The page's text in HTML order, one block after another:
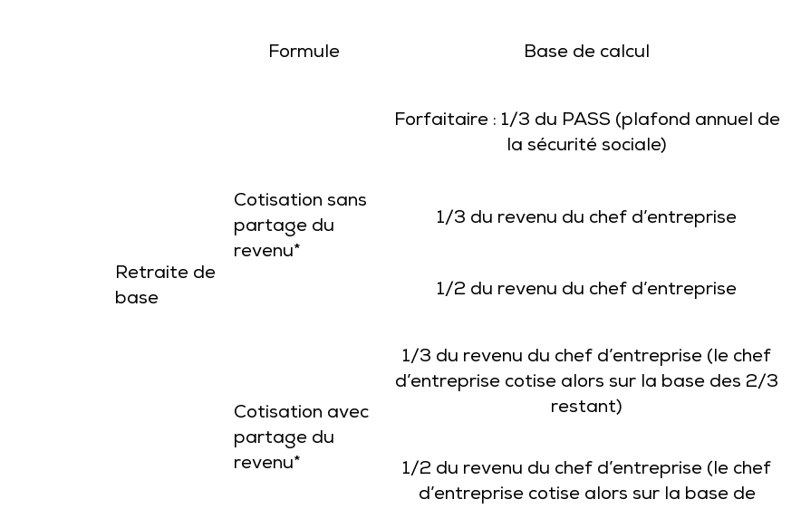
Retraite de
base
Formule Base de calcul
Cotisation sans
partage du
revenu*
Forfaitaire : 1/3 du PASS (plafond annuel de
la sécurité sociale)
1/3 du revenu du chef d’entreprise
1/2 du revenu du chef d’entreprise
Cotisation avec
partage du
revenu*
1/3 du revenu du chef d’entreprise (le chef
d’entreprise cotise alors sur la base des 2/3
restant)
1/2 du revenu du chef d’entreprise (le chef
d’entreprise cotise alors sur la base de